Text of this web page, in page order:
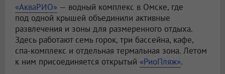
«АкваРИО» — водный комплекс в Омске, где
под одной крышей объединили активные
развлечения и зоны для размеренного отдыха.
Здесь работают семь горок, три бассейна, кафе,
спа-комплекс и отдельная термальная зона. Летом
к ним присоединяется открытый «РиоПляж».